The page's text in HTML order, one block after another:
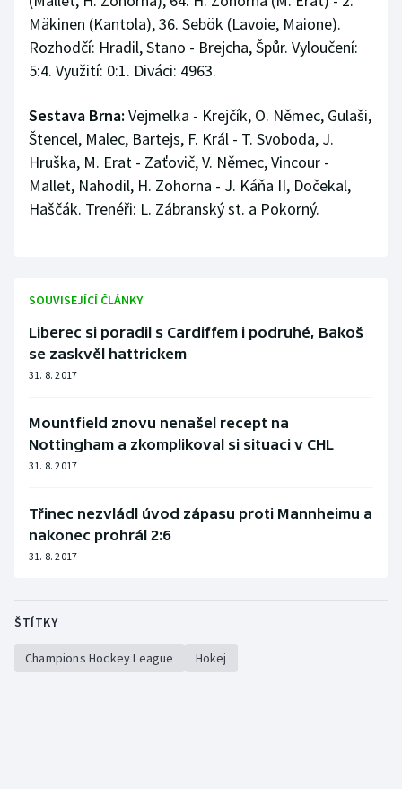
Ragby
Rychlobruslení
Rychlostní kanoistika
Short track
Sportovní střelba
Veslování
Vodní slalom
Ostatní
Mäkinen (Kantola), 36. Sebök (Lavoie, Maione).
Rozhodčí: Hradil, Stano - Brejcha, Špůr. Vyloučení:
5:4. Využití: 0:1. Diváci: 4963.
Sestava Brna: Vejmelka - Krejčík, O. Němec, Gulaši,
Štencel, Malec, Bartejs, F. Král - T. Svoboda, J.
Hruška, M. Erat - Zaťovič, V. Němec, Vincour -
Mallet, Nahodil, H. Zohorna - J. Káňa II, Dočekal,
Haščák. Trenéři: L. Zábranský st. a Pokorný.
SOUVISEJÍCÍ ČLÁNKY
Liberec si poradil s Cardiffem i podruhé, Bakoš
se zaskvěl hattrickem
31. 8. 2017
Mountfield znovu nenašel recept na
Nottingham a zkomplikoval si situaci v CHL
31. 8. 2017
Třinec nezvládl úvod zápasu proti Mannheimu a
nakonec prohrál 2:6
31. 8. 2017
ŠTÍTKY
Champions Hockey League Hokej